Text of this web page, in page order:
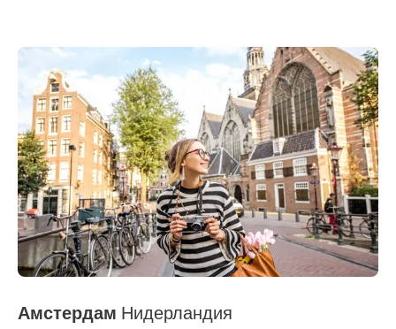
Амстердам Нидерландия